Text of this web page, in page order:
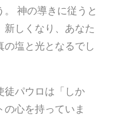
神の導きに従うと
新しくなり、あなた
塩と光となるでし
徒パウロは「しか
心を持っていま